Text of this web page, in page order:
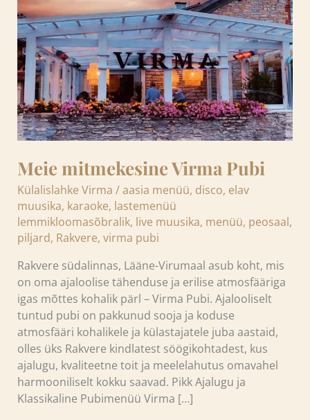
Meie mitmekesine Virma Pubi
Külalislahke Virma /aasia menüü, disco, elav
muusika, karaoke, lastemenüü
lemmikloomasõbralik, live muusika, menüü, peosaal,
piljard, Rakvere, virma pubi
Rakvere südalinnas, Lääne-Virumaal asub koht, mis
on oma ajaloolise tähenduse ja erilise atmosfääriga
igas mõttes kohalik pärl – Virma Pubi. Ajalooliselt
tuntud pubi on pakkunud sooja ja koduse
atmosfääri kohalikele ja külastajatele juba aastaid,
olles üks Rakvere kindlatest söögikohtadest, kus
ajalugu, kvaliteetne toit ja meelelahutus omavahel
harmooniliselt kokku saavad. Pikk Ajalugu ja
Klassikaline Pubimenüü Virma […]